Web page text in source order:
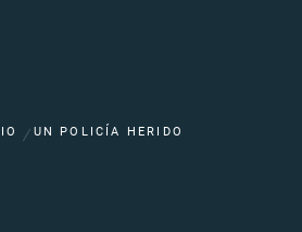
UN POLICÍA HERIDO